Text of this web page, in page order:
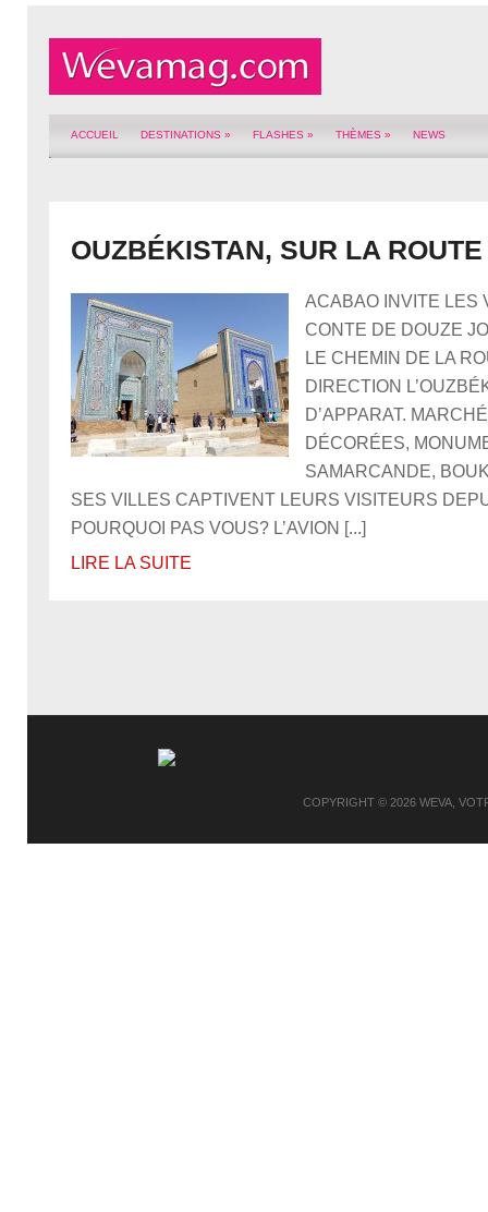
ACCUEIL DESTINATIONS » FLASHES » THÈMES » NEWS
OUZBÉKISTAN, SUR LA
ACABAO INVITE LES
CONTE DE DOUZE
LE CHEMIN DE LA
DIRECTION
D’APPARAT.
DÉCORÉES,
SAMARCANDE,
SES VILLES CAPTIVENT LEURS VISITEURS
POURQUOI PAS VOUS? L’AVION [...]
LIRE LA SUITE
COPYRIGHT © 2026 WEVA,